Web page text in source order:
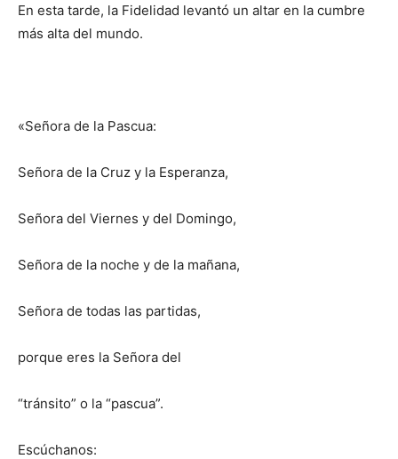
En esta tarde, la Fidelidad levantó un altar en la cumbre
más alta del mundo.
«Señora de la Pascua:
Señora de la Cruz y la Esperanza,
Señora del Viernes y del Domingo,
Señora de la noche y de la mañana,
Señora de todas las partidas,
porque eres la Señora del
“tránsito” o la “pascua”.
Escúchanos: